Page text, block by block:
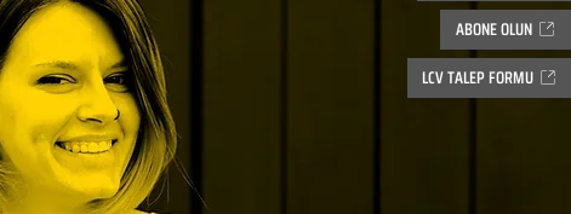
ABONE OLUN
LCV TALEP FORMU